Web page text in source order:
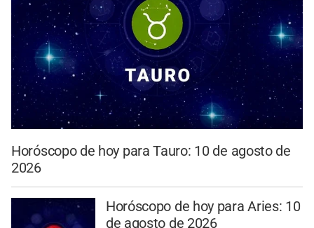
Horóscopo de hoy para Tauro: 10 de agosto de
2026
Horóscopo de hoy para Aries: 10
de agosto de 2026